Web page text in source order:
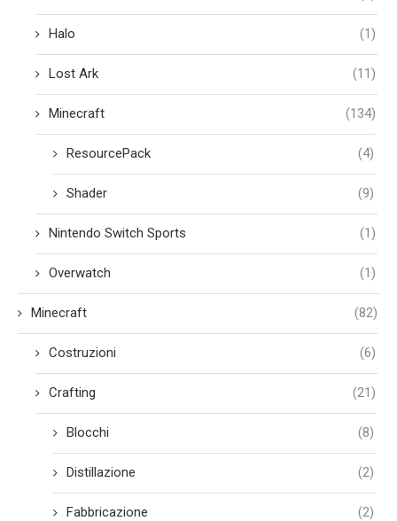
Halo (1)
Lost Ark (11)
Minecraft (134)
ResourcePack (4)
Shader (9)
Nintendo Switch Sports (1)
Overwatch (1)
Minecraft (82)
Costruzioni (6)
Crafting (21)
Blocchi (8)
Distillazione (2)
Fabbricazione (2)